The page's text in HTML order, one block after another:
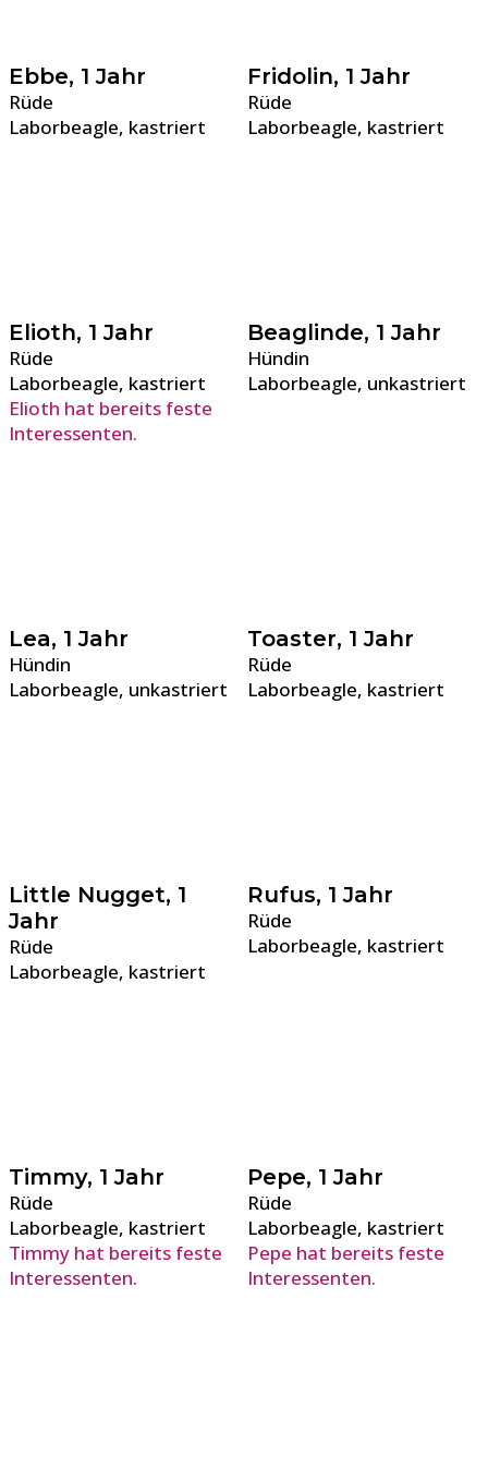
Ebbe, 1 Jahr
Rüde
Laborbeagle, kastriert
Fridolin, 1 Jahr
Rüde
Laborbeagle, kastriert
Elioth, 1 Jahr
Rüde
Laborbeagle, kastriert
Elioth hat bereits feste
Interessenten.
Beaglinde, 1 Jahr
Hündin
Laborbeagle, unkastriert
Lea, 1 Jahr
Hündin
Laborbeagle, unkastriert
Toaster, 1 Jahr
Rüde
Laborbeagle, kastriert
Little Nugget, 1
Jahr
Rüde
Laborbeagle, kastriert
Rufus, 1 Jahr
Rüde
Laborbeagle, kastriert
Timmy, 1 Jahr
Rüde
Laborbeagle, kastriert
Timmy hat bereits feste
Interessenten.
Pepe, 1 Jahr
Rüde
Laborbeagle, kastriert
Pepe hat bereits feste
Interessenten.